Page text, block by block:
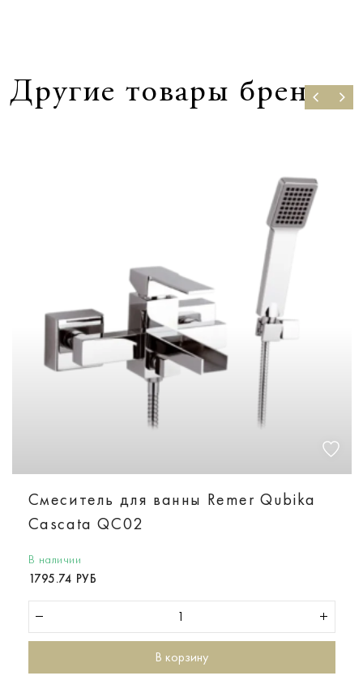
Другие товары бренда
Смеситель для ванны Remer Qubika
Cascata QC02
В наличии
1795.74 РУБ
В корзину